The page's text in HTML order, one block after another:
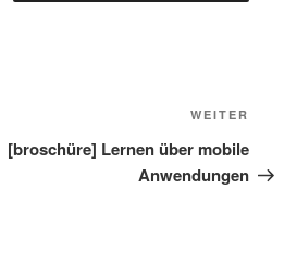
Beitrag
WEITER
[broschüre] Lernen über mobile
Anwendungen